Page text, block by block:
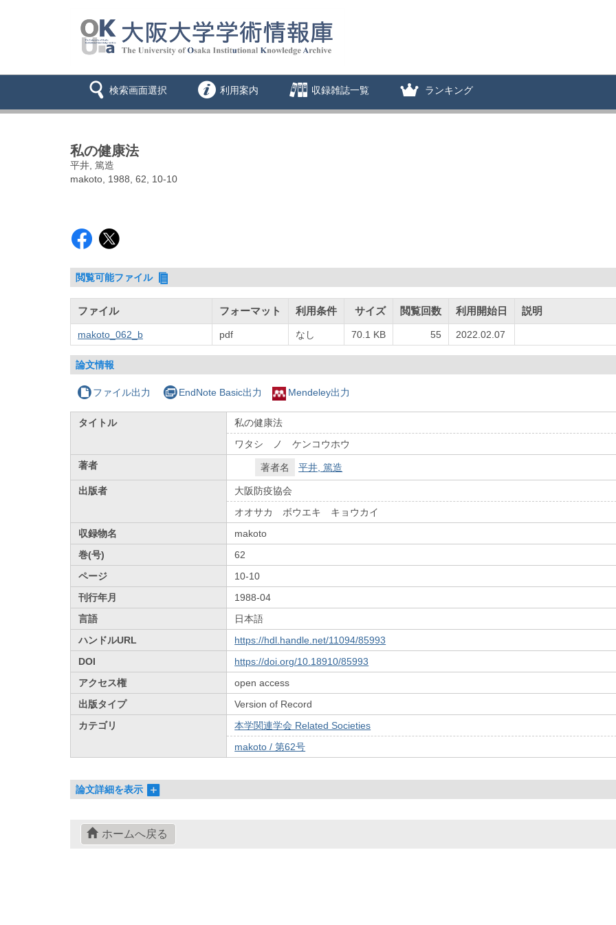
検索画面選択 利用案内 収録雑誌一覧 ランキング
私の健康法
平井, 篤造
makoto, 1988, 62, 10-10
閲覧可能ファイル
ファイル フォーマット 利用条件 サイズ 閲覧回数 利用開始日 説明
makoto_062_b pdf なし 70.1 KB 55 2022.02.07
論文情報
ファイル出力 EndNote Basic出力 Mendeley出力
タイトル
私の健康法
ワタシ ノ ケンコウホウ
著者
著者名 平井, 篤造
出版者
大阪防疫協会
オオサカ ボウエキ キョウカイ
収録物名
makoto
巻(号)
62
ページ
10-10
刊行年月
1988-04
言語
日本語
ハンドルURL
https://hdl.handle.net/11094/85993
DOI
https://doi.org/10.18910/85993
アクセス権
open access
出版タイプ
Version of Record
カテゴリ
本学関連学会 Related Societies
makoto / 第62号
論文詳細を表示
ホームへ戻る